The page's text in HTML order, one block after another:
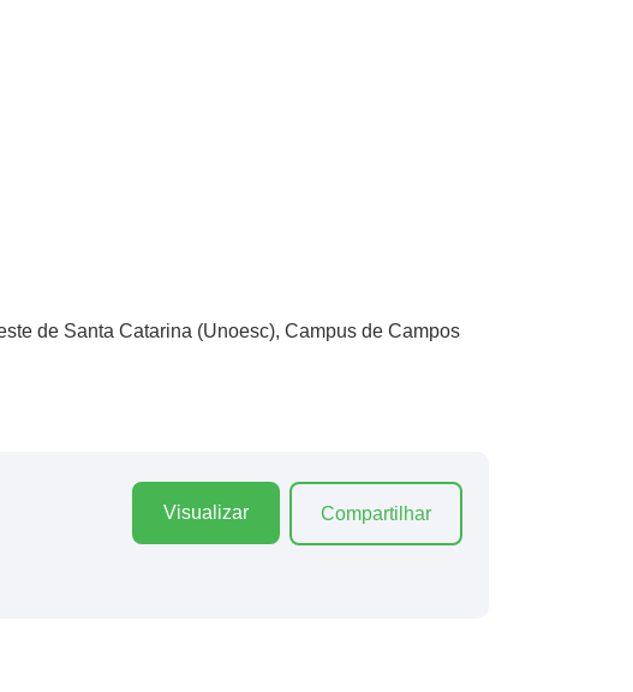
de Santa Catarina (Unoesc), Campus de Campos
Visualizar Compartilhar